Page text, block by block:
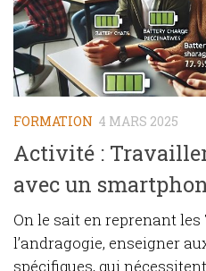
FORMATION 4 MARS 2025
Activité :
avec un
On le sait en reprenant les
l’andragogie, enseigner
spécifiques, qui